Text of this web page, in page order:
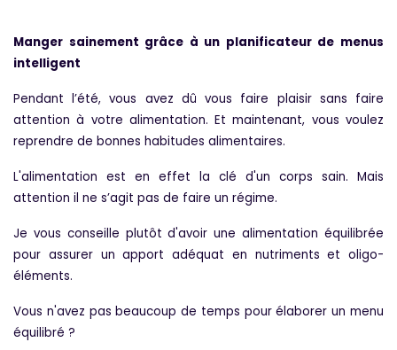
Manger sainement grâce à un planificateur de menus
intelligent
Pendant l’été, vous avez dû vous faire plaisir sans faire
attention à votre alimentation. Et maintenant, vous voulez
reprendre de bonnes habitudes alimentaires.
L'alimentation est en effet la clé d'un corps sain. Mais
attention il ne s’agit pas de faire un régime.
Je vous conseille plutôt d'avoir une alimentation équilibrée
pour assurer un apport adéquat en nutriments et oligo-
éléments.
Vous n'avez pas beaucoup de temps pour élaborer un menu
équilibré ?